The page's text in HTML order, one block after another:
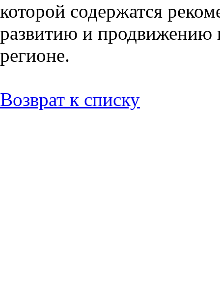
которой содержатся
развитию и продвижению
регионе.
Возврат к списку